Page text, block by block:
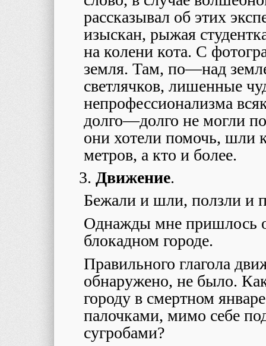
рассказывал об этих
изыскан, рыжая
на колени кота. С
земля. Там, по—над
светлячков, лишенные
непрофессионализма
долго—долго не могли
они хотели помочь, шли
метров, а кто и более.
Движение.
Бежали и шли, ползли и
Однажды мне пришлось
блокадном городе.
Правильного глагола
обнаружено, не было.
городу в смертном
палочками, мимо себе
сугробами?